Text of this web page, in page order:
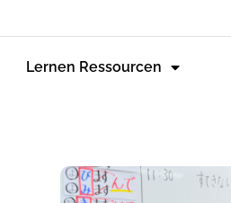
Lernen Ressourcen